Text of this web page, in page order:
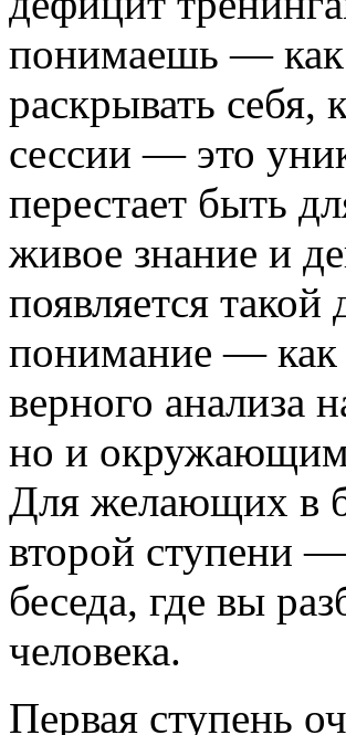
понимаешь — как
раскрывать себя,
сессии — это
перестает быть
живое знание и
появляется такой
понимание —
верного анализа
но и
Для желающих в
второй ступени
беседа, где вы
человека.
Первая ступень